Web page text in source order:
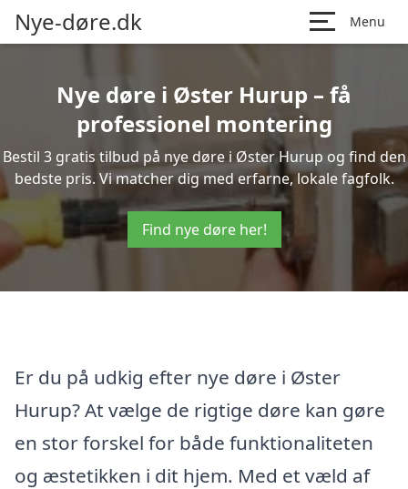
Nye-døre.dk Menu
Nye døre i Øster Hurup – få
professionel montering
Bestil 3 gratis tilbud på nye døre i Øster Hurup og find den
bedste pris. Vi matcher dig med erfarne, lokale fagfolk.
Find nye døre her!
Er du på udkig efter nye døre i Øster
Hurup? At vælge de rigtige døre kan gøre
en stor forskel for både funktionaliteten
og æstetikken i dit hjem. Med et væld af